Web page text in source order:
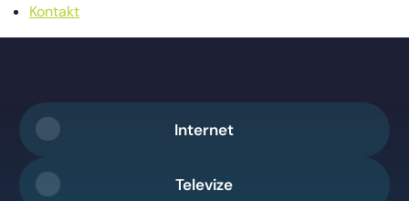
Kontakt
Internet
Televize